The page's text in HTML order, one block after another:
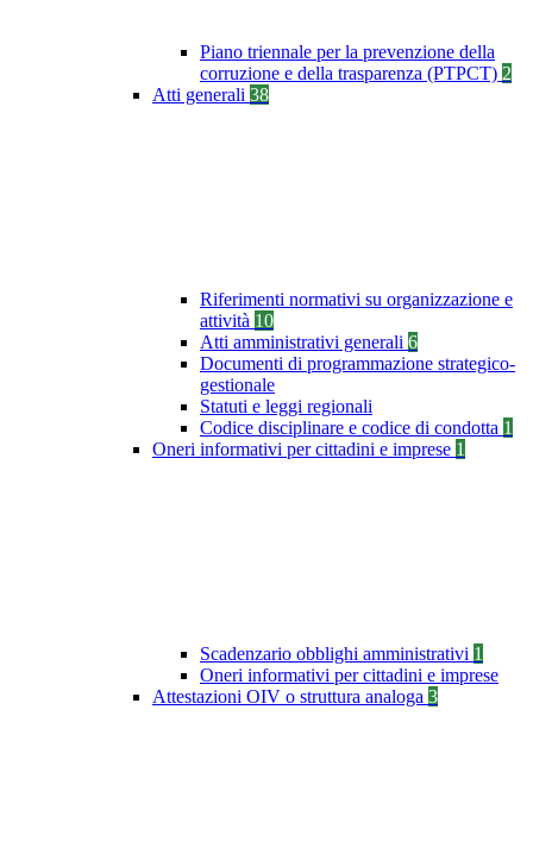
Piano triennale per la prevenzione della
corruzione e della trasparenza (PTPCT) 2
Atti generali 38
Riferimenti normativi su organizzazione e
attività 10
Atti amministrativi generali 6
Documenti di programmazione strategico-
gestionale
Statuti e leggi regionali
Codice disciplinare e codice di condotta 1
Oneri informativi per cittadini e imprese 1
Scadenzario obblighi amministrativi 1
Oneri informativi per cittadini e imprese
Attestazioni OIV o struttura analoga 3